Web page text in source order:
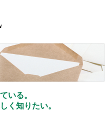
いる。
く知りたい。